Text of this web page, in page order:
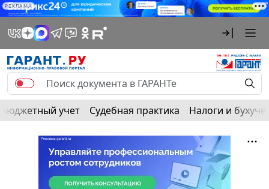
РЕКЛАМА
Бюджетный учет Судебная практика Налоги и